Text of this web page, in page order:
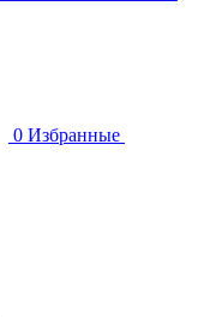
0 Избранные